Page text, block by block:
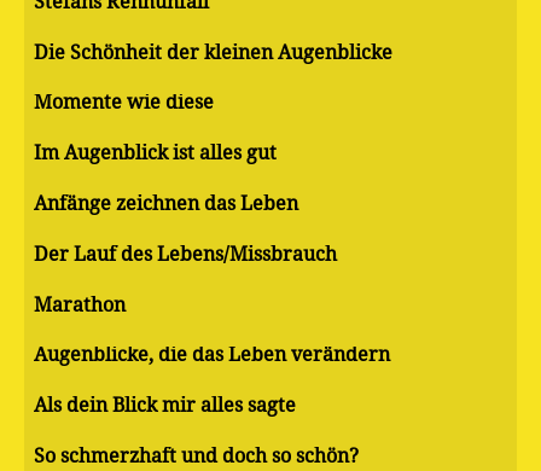
Die Schönheit der kleinen Augenblicke
Momente wie diese
Im Augenblick ist alles gut
Anfänge zeichnen das Leben
Der Lauf des Lebens/Missbrauch
Marathon
Augenblicke, die das Leben verändern
Als dein Blick mir alles sagte
So schmerzhaft und doch so schön?